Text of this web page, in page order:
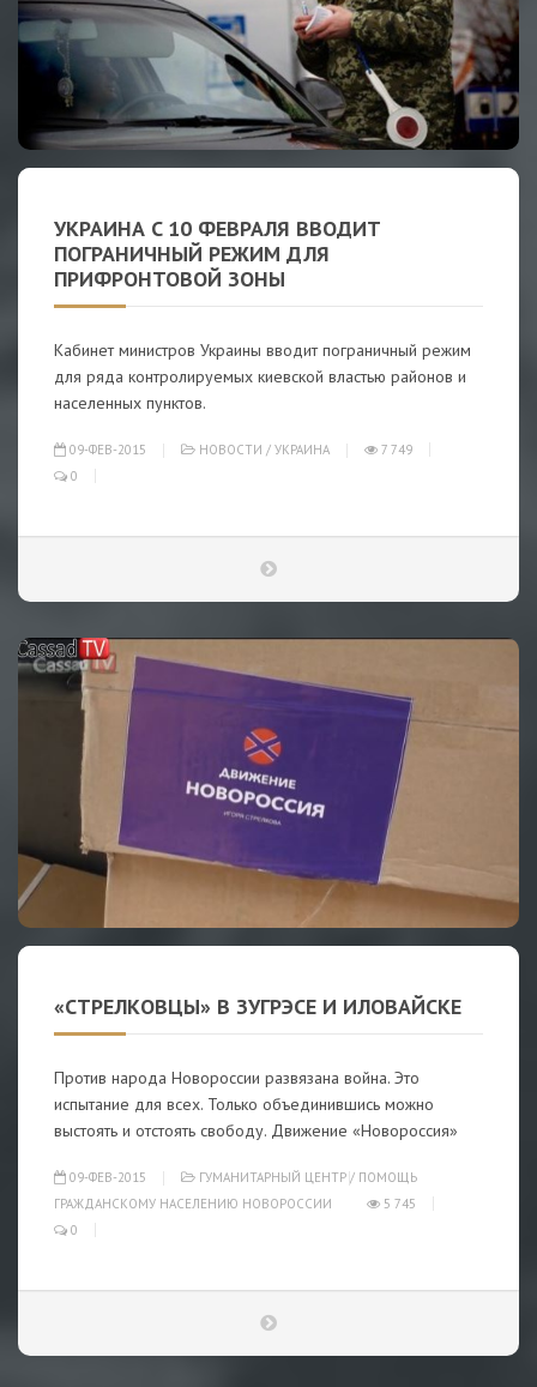
УКРАИНА C 10 ФЕВРАЛЯ ВВОДИТ
ПОГРАНИЧНЫЙ РЕЖИМ ДЛЯ
ПРИФРОНТОВОЙ ЗОНЫ
Кабинет министров Украины вводит пограничный режим
для ряда контролируемых киевской властью районов и
населенных пунктов.
09-ФЕВ-2015 НОВОСТИ / УКРАИНА
7 749
0
«СТРЕЛКОВЦЫ» В ЗУГРЭСЕ И ИЛОВАЙСКЕ
Против народа Новороссии развязана война. Это
испытание для всех. Только объединившись можно
выстоять и отстоять свободу. Движение «Новороссия»
09-ФЕВ-2015 ГУМАНИТАРНЫЙ ЦЕНТР / ПОМОЩЬ
ГРАЖДАНСКОМУ НАСЕЛЕНИЮ НОВОРОССИИ
5 745
0